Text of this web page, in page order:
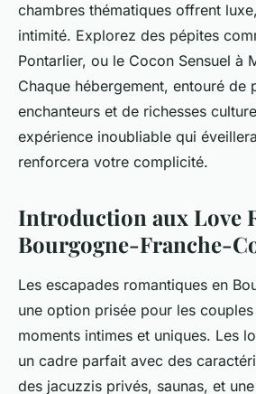
chambres thématiques offrent
intimité. Explorez des pépites
Pontarlier, ou le Cocon Sensuel à
Chaque hébergement, entouré de
enchanteurs et de richesses
expérience inoubliable qui
renforcera votre complicité.
Introduction aux Love
Bourgogne-Franche-
Les escapades romantiques en
une option prisée pour les
moments intimes et uniques. Les
un cadre parfait avec des
des jacuzzis privés, saunas, et